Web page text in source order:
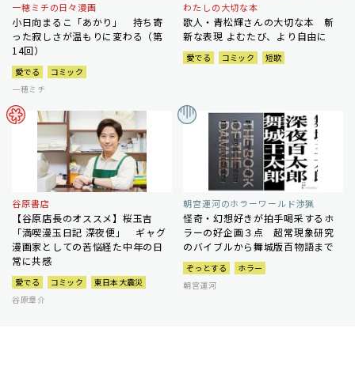
一穂ミチの日々漫画
小日向まるこ「あかり」 持ち寄
った寂しさが温もりに変わる（第
14回）
愛でる
コミック
一穂ミチ
わたしの大切な本
歌人・青松輝さんの大切な本 斬
新な表現 よむたび、より自由に
愛でる コミック 短歌
谷原書店
【谷原店長のオススメ】桜玉吉
「満喫漫玉日記 深夜便」 ギャグ
漫画家としての苦悩経た中年の日
常に共感
愛でる コミック
東日本大震災
谷原章介
朝宮運河のホラーワールド渉猟
怪奇・幻想好きが拍手喝采するホ
ラーの好企画３点 超常現象研究
のバイブルから舞城版百物語まで
ぞっとする
ホラー
朝宮運河